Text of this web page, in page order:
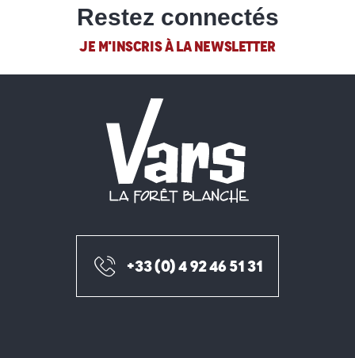
Restez connectés
JE M'INSCRIS À LA NEWSLETTER
+33 (0) 4 92 46 51 31